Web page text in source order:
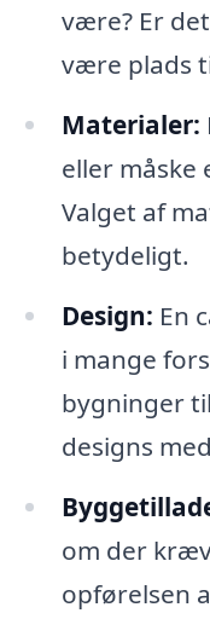
være? Er
være plads
Materialer:
eller måske
Valget af
betydeligt.
Design: En
i mange
bygninger
designs
om der
opførelsen